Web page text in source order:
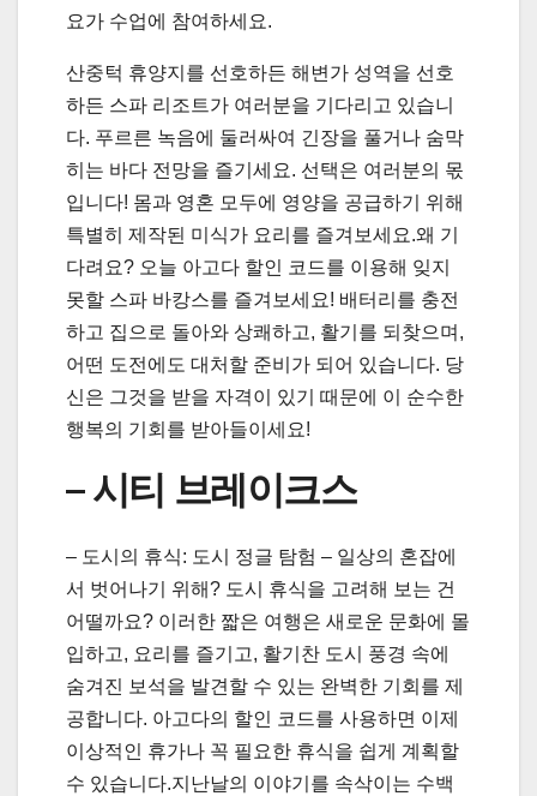
요가 수업에 참여하세요.
산중턱 휴양지를 선호하든 해변가 성역을 선호
하든 스파 리조트가 여러분을 기다리고 있습니
다. 푸르른 녹음에 둘러싸여 긴장을 풀거나 숨막
히는 바다 전망을 즐기세요. 선택은 여러분의 몫
입니다! 몸과 영혼 모두에 영양을 공급하기 위해
특별히 제작된 미식가 요리를 즐겨보세요.왜 기
다려요? 오늘 아고다 할인 코드를 이용해 잊지
못할 스파 바캉스를 즐겨보세요! 배터리를 충전
하고 집으로 돌아와 상쾌하고, 활기를 되찾으며,
어떤 도전에도 대처할 준비가 되어 있습니다. 당
신은 그것을 받을 자격이 있기 때문에 이 순수한
행복의 기회를 받아들이세요!
– 시티 브레이크스
– 도시의 휴식: 도시 정글 탐험 – 일상의 혼잡에
서 벗어나기 위해? 도시 휴식을 고려해 보는 건
어떨까요? 이러한 짧은 여행은 새로운 문화에 몰
입하고, 요리를 즐기고, 활기찬 도시 풍경 속에
숨겨진 보석을 발견할 수 있는 완벽한 기회를 제
공합니다. 아고다의 할인 코드를 사용하면 이제
이상적인 휴가나 꼭 필요한 휴식을 쉽게 계획할
수 있습니다.지난날의 이야기를 속삭이는 수백